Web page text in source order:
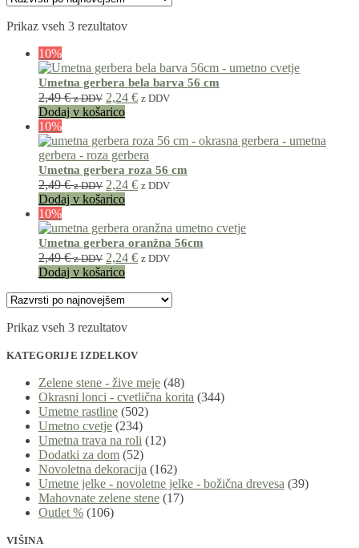
Prikaz vseh 3 rezultatov
10%
Umetna gerbera bela barva 56 cm
2,49€ z DDV 2,24 € z DDV
Dodaj v košarico
10%
Umetna gerbera roza 56 cm
2,49€ z DDV 2,24 € z DDV
Dodaj v košarico
10%
Umetna gerbera oranžna 56cm
2,49€ z DDV 2,24 € z DDV
Dodaj v košarico
Prikaz vseh 3 rezultatov
KATEGORIJE IZDELKOV
Zelene stene - žive meje (48)
Okrasni lonci - cvetlična korita (344)
Umetne rastline (502)
Umetno cvetje (234)
Umetna trava na roli (12)
Dodatki za dom (52)
Novoletna dekoracija (162)
Umetne jelke - novoletne jelke - božična drevesa (39)
Mahovnate zelene stene (17)
Outlet % (106)
VIŠINA